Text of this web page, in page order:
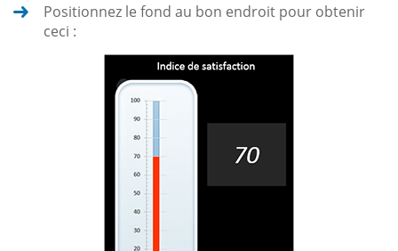
Positionnez le fond au bon endroit pour obtenir
ceci :